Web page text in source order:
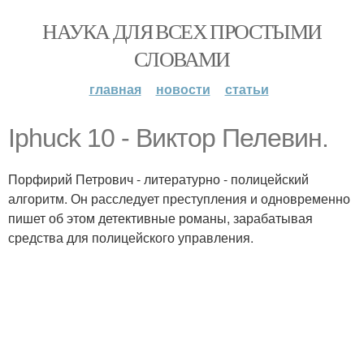
НАУКА ДЛЯ ВСЕХ ПРОСТЫМИ
СЛОВАМИ
главная новости статьи
Iphuck 10 - Виктор Пелевин.
Порфирий Петрович - литературно - полицейский
алгоритм. Он расследует преступления и одновременно
пишет об этом детективные романы, зарабатывая
средства для полицейского управления.